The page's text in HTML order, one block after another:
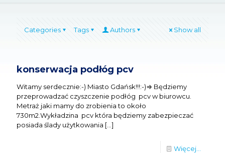
Categories Tags Authors Show all
konserwacja podłóg pcv
Witamy serdecznie:-) Miasto Gdańsk!!!:-)⇒ Będziemy
przeprowadzać czyszczenie podłóg pcv w biurowcu.
Metraż jaki mamy do zrobienia to około
730m2.Wykładzina pcv która będziemy zabezpieczać
posiada ślady użytkowania […]
Więcej...